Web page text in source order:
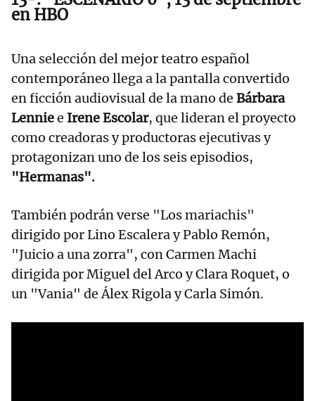
en HBO
Una selección del mejor teatro español
contemporáneo llega a la pantalla convertido
en ficción audiovisual de la mano de Bárbara
Lenniee Irene Escolar, que lideran el proyecto
como creadoras y productoras ejecutivas y
protagonizan uno de los seis episodios,
"Hermanas".
También podrán verse "Los mariachis"
dirigido por Lino Escalera y Pablo Remón,
"Juicio a una zorra", con Carmen Machi
dirigida por Miguel del Arco y Clara Roquet, o
un "Vania" de Álex Rigola y Carla Simón.